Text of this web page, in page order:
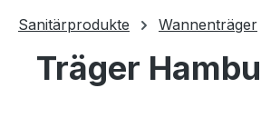
Duschwannen
Sanitärprodukte Wannenträger
Träger